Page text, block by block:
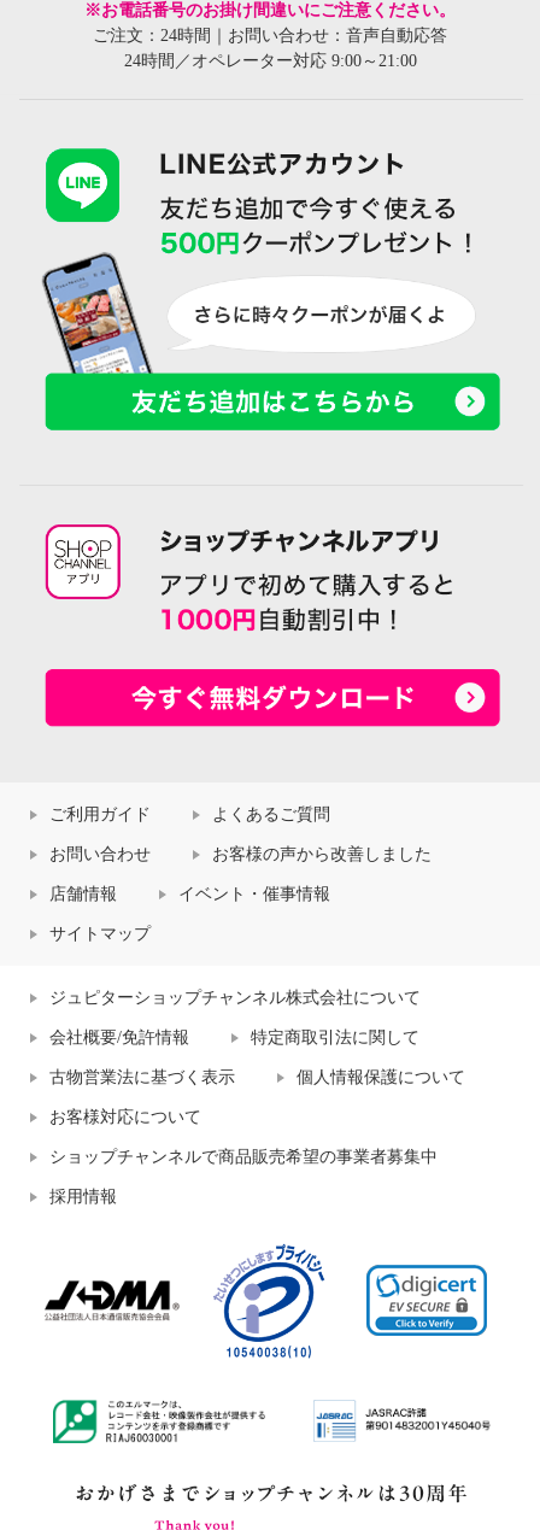
※お電話番号のお掛け間違いにご注意ください。
ご注文：24時間｜お問い合わせ：音声自動応答
24時間／オペレーター対応 9:00～21:00
ご利用ガイド よくあるご質問
お問い合わせ お客様の声から改善しました
店舗情報 イベント・催事情報
サイトマップ
ジュピターショップチャンネル株式会社について
会社概要/免許情報 特定商取引法に関して
古物営業法に基づく表示 個人情報保護について
お客様対応について
ショップチャンネルで商品販売希望の事業者募集中
採用情報